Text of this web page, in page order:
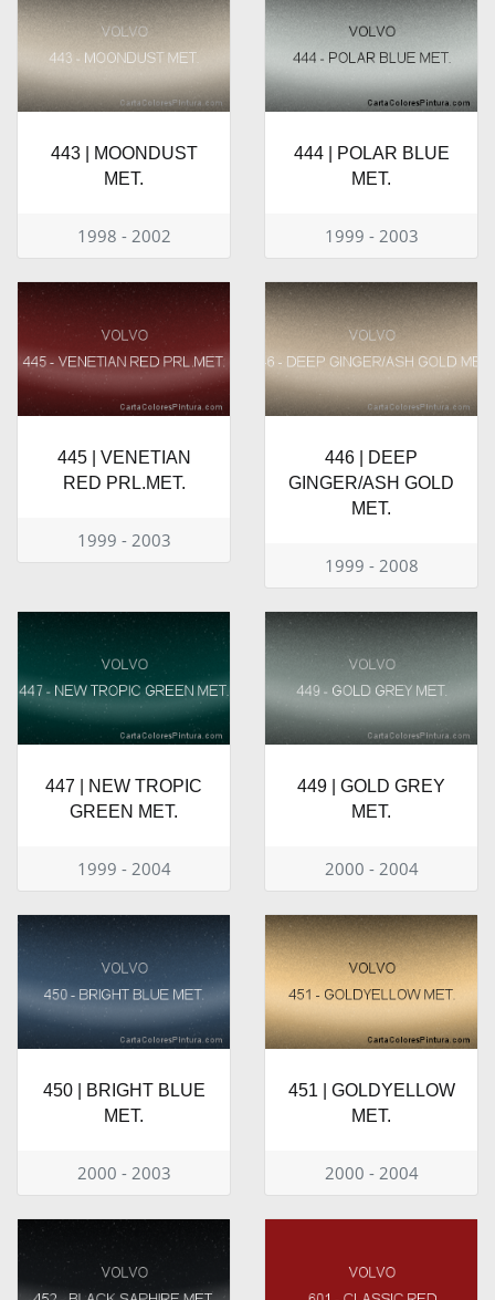
443 | MOONDUST
MET.
1998 - 2002
444 | POLAR BLUE
MET.
1999 - 2003
445 | VENETIAN
RED PRL.MET.
1999 - 2003
446 | DEEP
GINGER/ASH GOLD
MET.
1999 - 2008
447 | NEW TROPIC
GREEN MET.
1999 - 2004
449 | GOLD GREY
MET.
2000 - 2004
450 | BRIGHT BLUE
MET.
2000 - 2003
451 | GOLDYELLOW
MET.
2000 - 2004